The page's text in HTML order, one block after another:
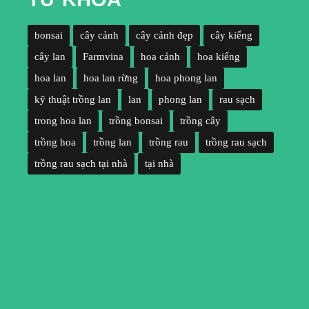
bonsai cây cảnh cây cảnh đẹp
cây kiểng
cây lan
Farmvina hoa cảnh
hoa kiểng
hoa lan
hoa lan rừng
hoa phong lan
kỹ thuật trồng lan
lan phong lan
rau sạch
trong hoa lan
trồng bonsai
trồng cây
trồng hoa
trồng lan trồng rau
trồng rau sạch
trồng rau sạch tại nhà
tại nhà